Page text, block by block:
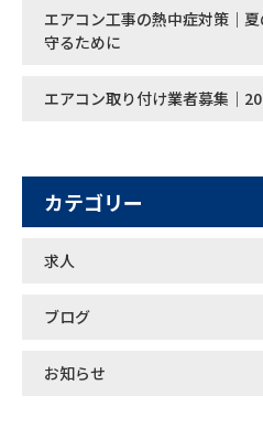
エアコン工事の熱中症対策｜
守るために
エアコン取り付け業者募集｜
カテゴリー
求人
ブログ
お知らせ